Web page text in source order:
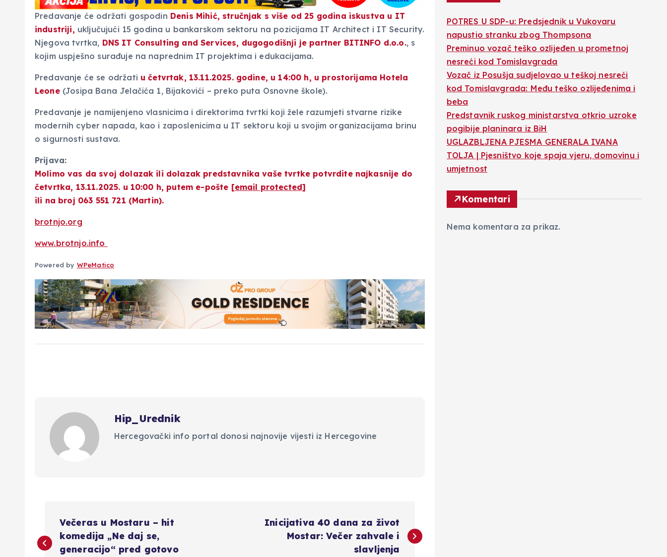
Predavanje će održati gospodin Denis Mihić, stručnjak s više od 25 godina iskustva u IT
industriji, uključujući 15 godina u bankarskom sektoru na pozicijama IT Architect i IT Security.
Njegova tvrtka, DNS IT Consulting and Services, dugogodišnji je partner BITINFO d.o.o., s
kojim uspješno surađuje na naprednim IT projektima i edukacijama.
Predavanje će se održati u četvrtak, 13.11.2025. godine, u 14:00 h, u prostorijama Hotela
Leone(Josipa Bana Jelačića 1, Bijakovići – preko puta Osnovne škole).
Predavanje je namijenjeno vlasnicima i direktorima tvrtki koji žele razumjeti stvarne rizike
modernih cyber napada, kao i zaposlenicima u IT sektoru koji u svojim organizacijama brinu
o sigurnosti sustava.
Prijava:
Molimo vas da svoj dolazak ili dolazak predstavnika vaše tvrtke potvrdite najkasnije do
četvrtka, 13.11.2025. u 10:00 h, putem e-pošte [email protected]
ili na broj 063 551 721 (Martin).
brotnjo.org
www.brotnjo.info
Powered by WPeMatico
Hip_Urednik
Hercegovački info portal donosi najnovije vijesti iz Hercegovine
a
Večeras u Mostaru – hit
komedija „Ne daj se,
generacijo“ pred gotovo
Inicijativa 40 dana za život
Mostar: Večer zahvale i
slavljenja
POTRES U SDP-u: Predsjednik u Vukovaru
napustio stranku zbog Thompsona
Preminuo vozač teško ozlijeđen u prometnoj
nesreći kod Tomislavgrada
Vozač iz Posušja sudjelovao u teškoj nesreći
kod Tomislavgrada: Među teško ozlijeđenima i
beba
Predstavnik ruskog ministarstva otkrio uzroke
pogibije planinara iz BiH
UGLAZBLJENA PJESMA GENERALA IVANA
TOLJA | Pjesništvo koje spaja vjeru, domovinu i
umjetnost
Komentari
Nema komentara za prikaz.